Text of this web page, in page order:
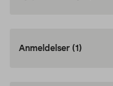
Anmeldelser (1)